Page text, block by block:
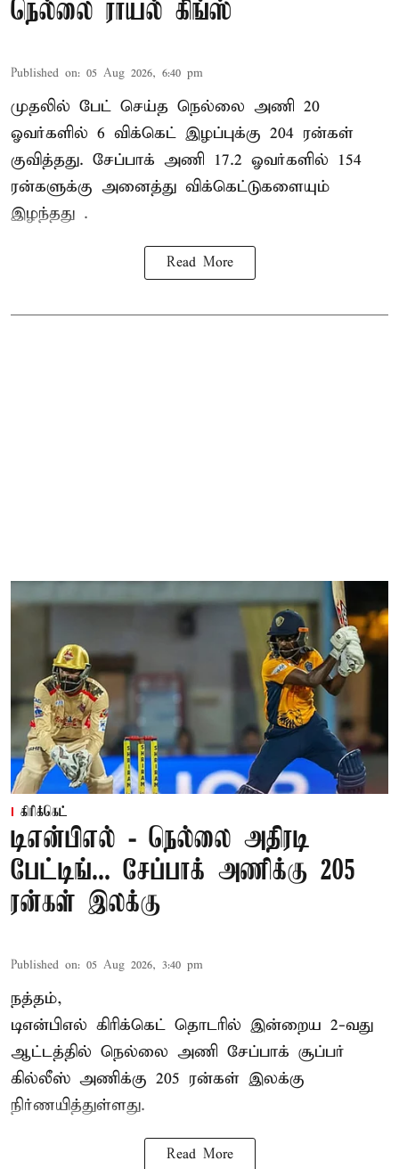
நெல்லை ராயல் கிங்ஸ்
Published on: 05 Aug 2026, 6:40 pm
முதலில் பேட் செய்த நெல்லை அணி 20
ஓவர்களில் 6 விக்கெட் இழப்புக்கு 204 ரன்கள்
குவித்தது. சேப்பாக் அணி 17.2 ஓவர்களில் 154
ரன்களுக்கு அனைத்து விக்கெட்டுகளையும்
இழந்தது .
Read More
கிரிக்கெட்
டிஎன்பிஎல் - நெல்லை அதிரடி
பேட்டிங்... சேப்பாக் அணிக்கு 205
ரன்கள் இலக்கு
Published on: 05 Aug 2026, 3:40 pm
நத்தம்,
டிஎன்பிஎல் கிரிக்கெட் தொடரில் இன்றைய 2-வது
ஆட்டத்தில் நெல்லை அணி சேப்பாக் சூப்பர்
கில்லீஸ் அணிக்கு 205 ரன்கள் இலக்கு
நிர்ணயித்துள்ளது.
Read More